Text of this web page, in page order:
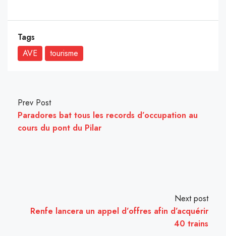
Tags
AVE
tourisme
Prev Post
Paradores bat tous les records d’occupation au
cours du pont du Pilar
Next post
Renfe lancera un appel d’offres afin d’acquérir
40 trains